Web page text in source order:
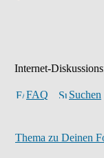
Internet-
FAQ Suchen
Thema zu Deinen